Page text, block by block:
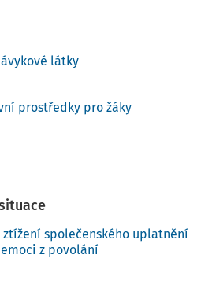
látky
prostředky pro žáky
společenského uplatnění
z povolání